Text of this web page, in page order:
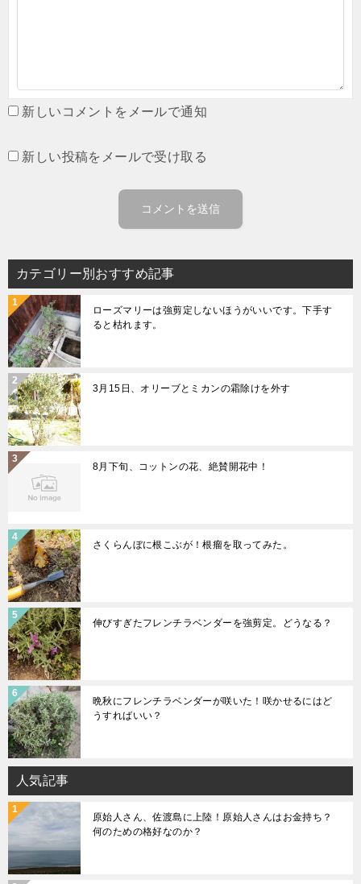
新しいコメントをメールで通知
新しい投稿をメールで受け取る
カテゴリー別おすすめ記事
ローズマリーは強剪定しないほうがいいです。下手す
ると枯れます。
3月15日、オリーブとミカンの霜除けを外す
8月下旬、コットンの花、絶賛開花中！
さくらんぼに根こぶが！根瘤を取ってみた。
伸びすぎたフレンチラベンダーを強剪定。どうなる？
晩秋にフレンチラベンダーが咲いた！咲かせるにはど
うすればいい？
人気記事
原始人さん、佐渡島に上陸！原始人さんはお金持ち？
何のための格好なのか？